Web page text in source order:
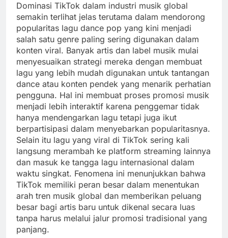
Dominasi TikTok dalam industri musik global
semakin terlihat jelas terutama dalam mendorong
popularitas lagu dance pop yang kini menjadi
salah satu genre paling sering digunakan dalam
konten viral. Banyak artis dan label musik mulai
menyesuaikan strategi mereka dengan membuat
lagu yang lebih mudah digunakan untuk tantangan
dance atau konten pendek yang menarik perhatian
pengguna. Hal ini membuat proses promosi musik
menjadi lebih interaktif karena penggemar tidak
hanya mendengarkan lagu tetapi juga ikut
berpartisipasi dalam menyebarkan popularitasnya.
Selain itu lagu yang viral di TikTok sering kali
langsung merambah ke platform streaming lainnya
dan masuk ke tangga lagu internasional dalam
waktu singkat. Fenomena ini menunjukkan bahwa
TikTok memiliki peran besar dalam menentukan
arah tren musik global dan memberikan peluang
besar bagi artis baru untuk dikenal secara luas
tanpa harus melalui jalur promosi tradisional yang
panjang.